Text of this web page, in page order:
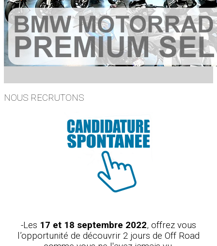
NOUS RECRUTONS
-Les 17 et 18 septembre 2022, offrez vous
l’opportunité de découvrir 2 jours de Off Road